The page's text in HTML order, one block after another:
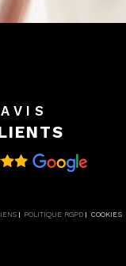
AVIS
POLITIQUE RGPD COOKIES